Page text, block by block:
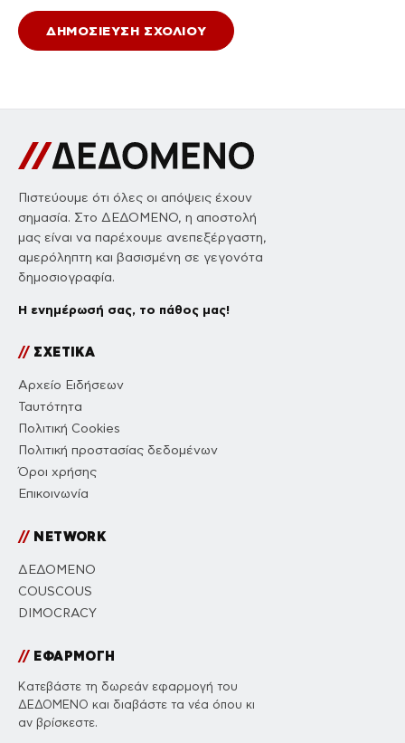
Πιστεύουμε ότι όλες οι απόψεις έχουν
σημασία. Στο ΔΕΔΟΜΕΝΟ, η αποστολή
μας είναι να παρέχουμε ανεπεξέργαστη,
αμερόληπτη και βασισμένη σε γεγονότα
δημοσιογραφία.
Η ενημέρωσή σας, το πάθος μας!
//ΣΧΕΤΙΚΑ
Αρχείο Ειδήσεων
Ταυτότητα
Πολιτική Cookies
Πολιτική προστασίας δεδομένων
Όροι χρήσης
Επικοινωνία
//NETWORK
ΔΕΔΟΜΕΝΟ
COUSCOUS
DIMOCRACY
//ΕΦΑΡΜΟΓΗ
Κατεβάστε τη δωρεάν εφαρμογή του
ΔΕΔΟΜΕΝΟ και διαβάστε τα νέα όπου κι
αν βρίσκεστε.